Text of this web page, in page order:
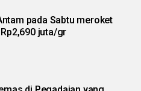
pada Sabtu meroket
juta/gr